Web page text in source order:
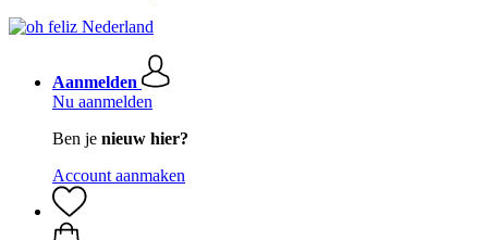
Aanmelden
Nu aanmelden
Ben je nieuw hier?
Account aanmaken